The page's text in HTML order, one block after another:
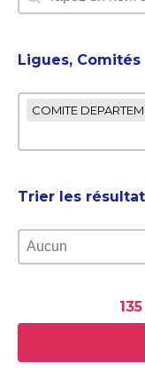
Ligues, Comités
Ligues, Comités
Ligues, Comités
COMITE
Trier les
Trier les résultats
Trier les résultats
Trier les résultats